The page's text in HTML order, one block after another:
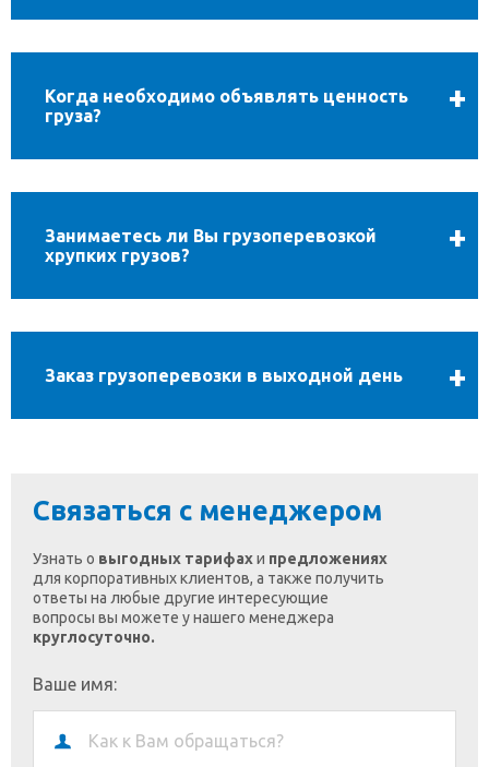
Когда необходимо объявлять ценность
груза?
Занимаетесь ли Вы грузоперевозкой
хрупких грузов?
Заказ грузоперевозки в выходной день
Связаться с менеджером
Узнать о выгодных тарифахи предложениях
для корпоративных клиентов, а также получить
ответы на любые другие интересующие
вопросы вы можете у нашего менеджера
круглосуточно.
Ваше имя: